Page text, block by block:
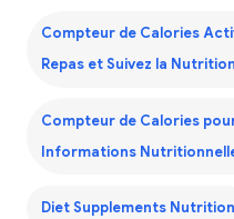
Compteur de Calories
Repas et Suivez la
Compteur de Calories
Informations
Diet Supplements Nutrition